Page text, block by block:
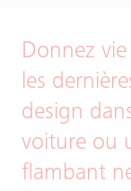
Donnez
les
design
voiture ou
flambant